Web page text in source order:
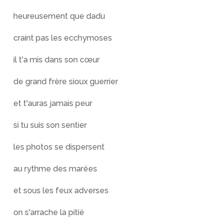
heureusement que dadu
craint pas les ecchymoses
il t'a mis dans son cœur
de grand frère sioux guerrier
et t'auras jamais peur
si tu suis son sentier
les photos se dispersent
au rythme des marées
et sous les feux adverses
on s'arrache la pitié